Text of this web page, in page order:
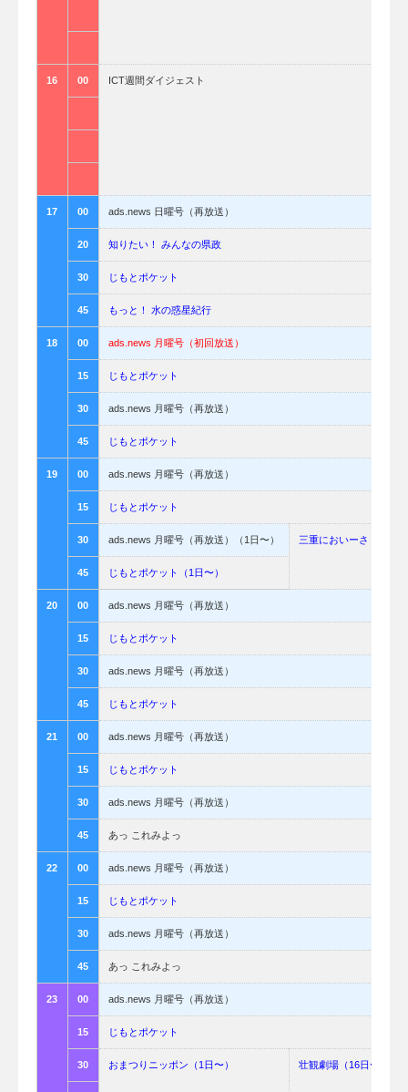
16 00 ICT週間ダイジェスト
17 00 ads.news 日曜号（再放送）
20 知りたい！ みんなの県政
30 じもとポケット
45 もっと！ 水の惑星紀行
18 00 ads.news 月曜号（初回放送）
15 じもとポケット
30 ads.news 月曜号（再放送）
45 じもとポケット
19 00 ads.news 月曜号（再放送）
15 じもとポケット
30 ads.news 月曜号（再放送）（1日〜） 三重においーさ（16日
45 じもとポケット（1日〜）
20 00 ads.news 月曜号（再放送）
15 じもとポケット
30 ads.news 月曜号（再放送）
45 じもとポケット
21 00 ads.news 月曜号（再放送）
15 じもとポケット
30 ads.news 月曜号（再放送）
45 あっ これみよっ
22 00 ads.news 月曜号（再放送）
15 じもとポケット
30 ads.news 月曜号（再放送）
45 あっ これみよっ
23 00 ads.news 月曜号（再放送）
15 じもとポケット
30 おまつりニッポン（1日〜） 壮観劇場（16日〜）